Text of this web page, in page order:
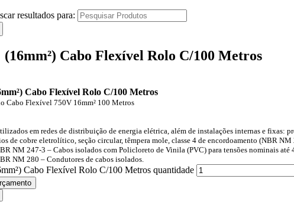
resultados para:
(16mm²) Cabo Flexível Rolo C/100 Metros
Cabo Flexível Rolo C/100 Metros
Cabo Flexível 750V 16mm² 100 Metros
em redes de distribuição de energia elétrica, além de instalações internas e fixas:
de cobre eletrolítico, seção circular, têmpera mole, classe 4 de encordoamento (NBR
NM 247-3 – Cabos isolados com Policloreto de Vinila (PVC) para tensões nominais
NM 280 – Condutores de cabos isolados.
Cabo Flexível Rolo C/100 Metros quantidade